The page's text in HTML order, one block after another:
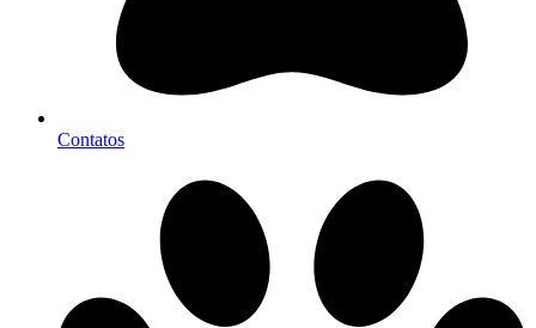
Contatos